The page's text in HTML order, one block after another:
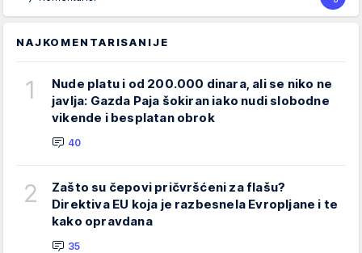
NAJKOMENTARISANIJE
1
Nude platu i od 200.000 dinara, ali se niko ne
javlja: Gazda Paja šokiran iako nudi slobodne
vikende i besplatan obrok
40
2
Zašto su čepovi pričvršćeni za flašu?
Direktiva EU koja je razbesnela Evropljane i te
kako opravdana
35